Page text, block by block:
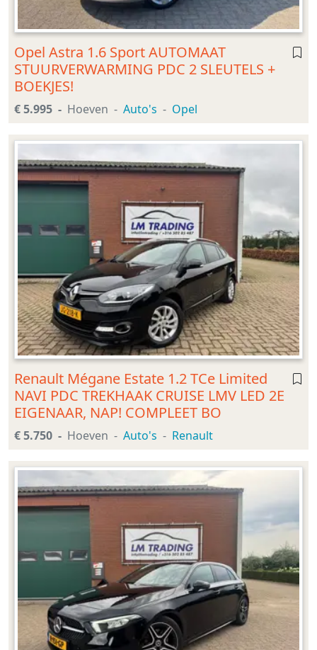
Opel Astra 1.6 Sport AUTOMAAT
STUURVERWARMING PDC 2 SLEUTELS +
BOEKJES!
€ 5.995 Hoeven Auto's Opel
Renault Mégane Estate 1.2 TCe Limited
NAVI PDC TREKHAAK CRUISE LMV LED 2E
EIGENAAR, NAP! COMPLEET BO
€ 5.750 Hoeven Auto's Renault